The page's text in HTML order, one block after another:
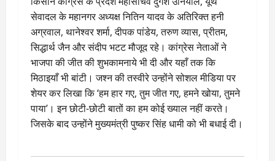
सेवादल के महानगर अध्यक्ष नितिन यादव के अतिरिक्त हनी
अग्रवाल, थानेश्वर शर्मा, दीपक पांडेय, तरुण व्यास, प्रीतम,
सिद्धार्थ जैन और संदीप भटट मौजूद रहे। कांग्रेस नेताओं ने
भाजपा की जीत की शुभकामनाये भी दी और यहाँ तक कि
मिठाइयाँ भी बांटी। जश्न की तस्वीरे उन्होंने सोशल मीडिया पर
शेयर कर लिखा कि ‘हम हार गए, तुम जीत गए, हमने खोया, तुमने
पाया’। इन छोटी-छोटी बातों का हम कोई ख्याल नहीं करते।
जिसके बाद उन्होंने मुख्यमंत्री पुष्कर सिंह धामी को भी बधाई दी।